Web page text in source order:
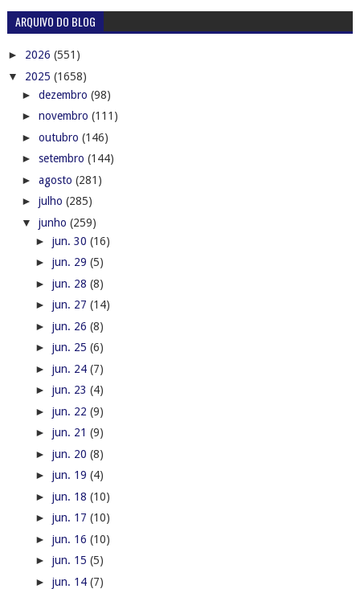
ARQUIVO DO BLOG
► 2026 (551)
▼ 2025 (1658)
► dezembro (98)
► novembro (111)
► outubro (146)
► setembro (144)
► agosto (281)
► julho (285)
▼ junho (259)
► jun. 30 (16)
► jun. 29 (5)
► jun. 28 (8)
► jun. 27 (14)
► jun. 26 (8)
► jun. 25 (6)
► jun. 24 (7)
► jun. 23 (4)
► jun. 22 (9)
► jun. 21 (9)
► jun. 20 (8)
► jun. 19 (4)
► jun. 18 (10)
► jun. 17 (10)
► jun. 16 (10)
► jun. 15 (5)
► jun. 14 (7)